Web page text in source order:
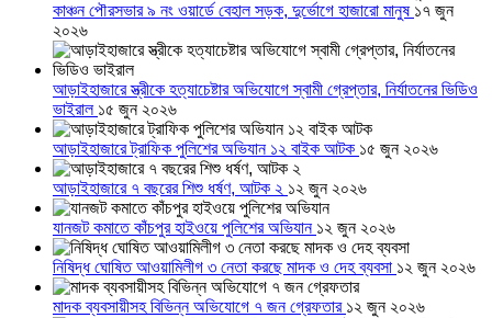
কাঞ্চন পৌরসভার ৯ নং ওয়ার্ডে বেহাল সড়ক, দুর্ভোগে হাজারো মানুষ ১৭ জুন
২০২৬
আড়াইহাজারে স্ত্রীকে হত্যাচেষ্টার অভিযোগে স্বামী গ্রেপ্তার, নির্যাতনের ভিডিও
ভাইরাল ১৫ জুন ২০২৬
আড়াইহাজারে ট্রাফিক পুলিশের অভিযান ১২ বাইক আটক ১৫ জুন ২০২৬
আড়াইহাজারে ৭ বছরের শিশু ধর্ষণ, আটক ২ ১২ জুন ২০২৬
যানজট কমাতে কাঁচপুর হাইওয়ে পুলিশের অভিযান ১২ জুন ২০২৬
নিষিদ্ধ ঘোষিত আওয়ামিলীগ ৩ নেতা করছে মাদক ও দেহ ব্যবসা ১২ জুন ২০২৬
মাদক ব্যবসায়ীসহ বিভিন্ন অভিযোগে ৭ জন গ্রেফতার ১২ জুন ২০২৬